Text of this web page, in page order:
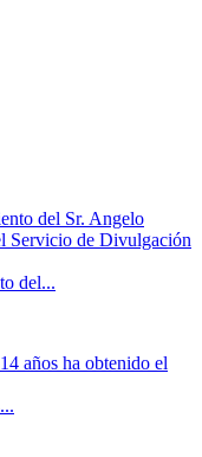
del...